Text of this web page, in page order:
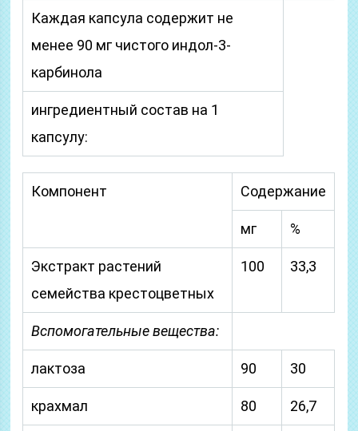
Каждая капсула содержит не
менее 90 мг чистого индол-3-
карбинола
ингредиентный состав на 1
капсулу:
Компонент Содержание
мг %
Экстракт растений
семейства крестоцветных
100 33,3
Вспомогательные вещества:
лактоза 90 30
крахмал 80 26,7